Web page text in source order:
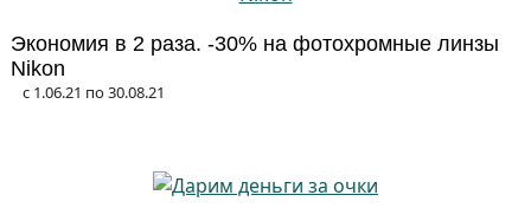
Экономия в 2 раза. -30% на фотохромные линзы
Nikon
с 1.06.21 по 30.08.21